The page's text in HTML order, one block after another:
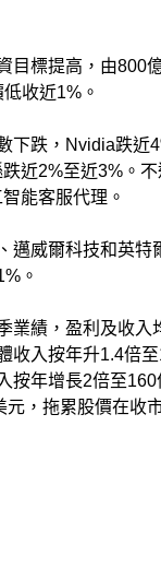
目標提高，由800
收近1%。
下跌，Nvidia跌近
近2%至近3%。
能客服代理。
邁威爾科技和英特
。
業績，盈利及收入
收入按年升1.4倍
按年增長2倍至
元，拖累股價在收